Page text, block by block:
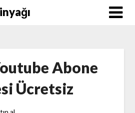
Abone
Ücretsiz